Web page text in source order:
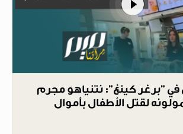
"برغر كينغ": نتنياهو مجرم
لقتل الأطفال بأموال